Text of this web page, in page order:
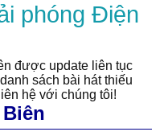
phóng Điện
được update liên tục
sách bài hát thiếu
hệ với chúng tôi!